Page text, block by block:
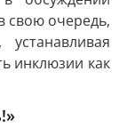
свою очередь,
инклюзии как